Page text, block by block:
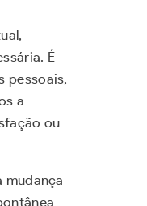
É
pessoais,
a
ou
mudança